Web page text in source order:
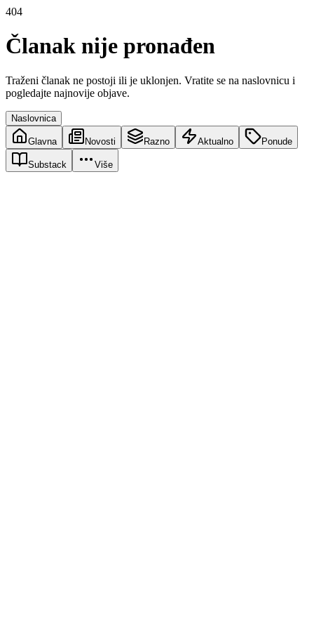
404
Članak nije pronađen
Traženi članak ne postoji ili je uklonjen. Vratite se na naslovnicu i
pogledajte najnovije objave.
Naslovnica
Glavna Novosti Razno Aktualno Ponude
Substack Više